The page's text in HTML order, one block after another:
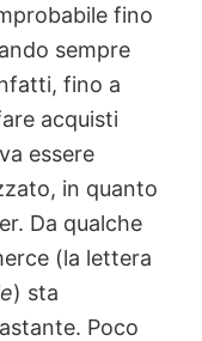
fino
sempre
fino a
acquisti
essere
in quanto
Da qualche
(la lettera
) sta
Poco